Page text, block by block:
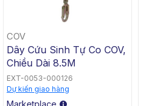
COV
Dây Cứu Sinh Tự Co COV,
Chiều Dài 8.5M
EXT-0053-000126
Dự kiến giao hàng
Marketplace